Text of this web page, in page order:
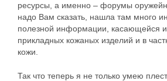
ресурсы, а именно – форумы
надо Вам сказать, нашла там много
полезной информации, касающейся
прикладных кожаных изделий и в
кожи.
Так что теперь я не только умею